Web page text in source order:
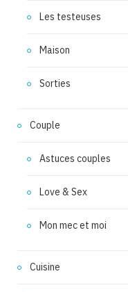
Les testeuses
Maison
Sorties
Couple
Astuces couples
Love & Sex
Mon mec et moi
Cuisine